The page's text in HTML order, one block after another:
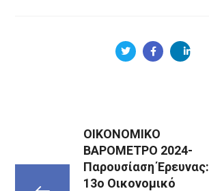
ΟΙΚΟΝΟΜΙΚΟ
ΒΑΡΟΜΕΤΡΟ 2024-
Παρουσίαση Έρευνας:
13ο Οικονομικό